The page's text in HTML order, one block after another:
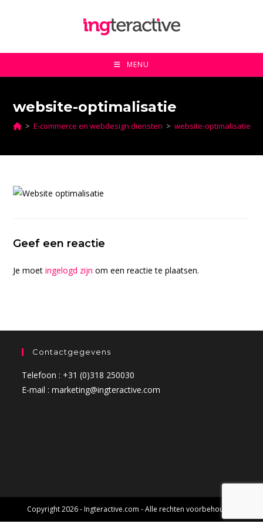
MENU
website-optimalisatie
> E-commerce en webdesign diensten > website-optimalisatie
Geef een reactie
Je moetingelogd zijn om een reactie te plaatsen.
Contactgegevens
Telefoon : +31 (0)318 250030
E-mail : marketing@ingteractive.com
Copyright 2026 - Ingteractive.com - Alle rechten voorbehouden